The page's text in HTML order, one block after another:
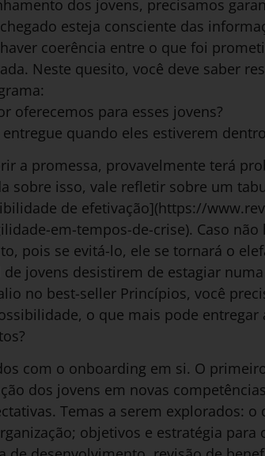
dos jovens, precisamos
esteja consciente das
coerência entre o que foi
Neste quesito, você deve saber
oferecemos para esses jovens?
quando eles estiverem
a promessa, provavelmente terá
sobre isso, vale refletir sobre um
de efetivação](https://
em-tempos-de-crise). Caso não
pois se evitá-lo, ele se tornará o
jovens desistirem de estagiar
no best-seller Princípios, você
o que mais pode
com o onboarding em si. O
dos jovens em novas
Temas a serem explorados: o
objetivos e estratégia